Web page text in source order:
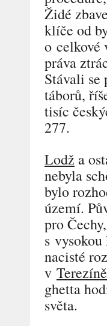
Židé
klíče od
o celkové
práva
Stávali
táborů,
tisíc
277.
Lodž a
nebyla
bylo
území.
pro
s
nacisté
v Terezíně
ghetta
světa.